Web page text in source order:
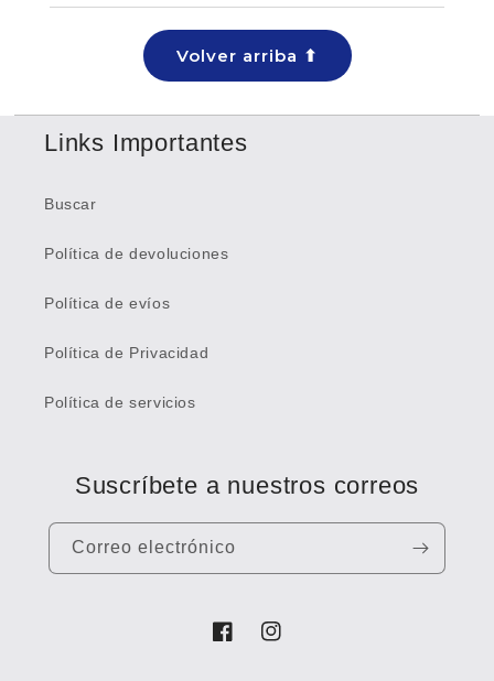
Volver arriba ⬆
Links Importantes
Buscar
Política de devoluciones
Política de evíos
Política de Privacidad
Política de servicios
Suscríbete a nuestros correos
Correo electrónico
FacebookInstagram